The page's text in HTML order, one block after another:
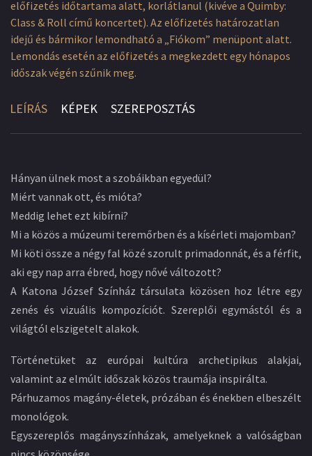
előfizetés időtartama alatt, korlátlanul (kivéve a Quimby:
Class & Roll című koncertet). Az előfizetés határozatlan
idejű és bármikor lemondható a „Fiókom” menüpont alatt.
Lemondás esetén az előfizetés a megkezdett egy hónapos
időszak végén szűnik meg.
LEÍRÁS KÉPEK SZEREPOSZTÁS
Hányan ülnek most a szobáikban egyedül?
Miért vannak ott, és mióta?
Meddig lehet ezt kibírni?
Mi a közös a múzeumi teremőrben és a kísérleti majomban?
Mi köti össze a négy fal közé szorult primadonnát, és a férfit,
aki egy nap arra ébred, hogy nővé változott?
A Katona József Színház társulata közösen hoz létre egy
zenés és vizuális kompozíciót. Szereplői egymástól és a
világtól elszigetelt alakok.
Történetüket az európai kultúra archetipikus alakjai,
valamint az elmúlt időszak közös traumája inspirálta.
Párhuzamos magány-életek, prózában és énekben elbeszélt
monológok.
Egyszereplős magányszínházak, amelyeknek a valóságban